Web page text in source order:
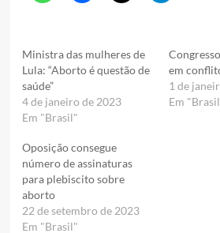
Ministra das mulheres de
Lula: “Aborto é questão de
saúde”
4 de janeiro de 2023
Em "Brasil"
em
1 de
Em
Oposição consegue
número de assinaturas
para plebiscito sobre
aborto
22 de setembro de 2023
Em "Brasil"